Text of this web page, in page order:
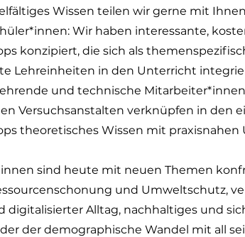
Wissen teilen wir gerne mit
Wir haben interessante,
konzipiert, die sich als
Lehreinheiten in den Unterricht
und technische
Versuchsanstalten verknüpfen in den
theoretisches Wissen mit praxisnahen
sind heute mit neuen Themen
und Umweltschutz,
digitalisierter Alltag, nachhaltiges und
der demographische Wandel mit all